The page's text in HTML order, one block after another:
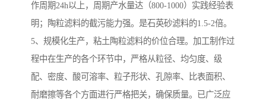
作周期24h以上，周期产水量达（800-1000）实践经验表
明；陶粒滤料的截污能力强。是石英砂滤料的1.5-2倍。
5、规模化生产，粘土陶粒滤料的价位合理。加工制作过
程中在生产的各个环节中，严格从粒径、均匀度、级
配、密度、酸可溶率、粒子形状、孔隙率、比表面积、
耐磨擦等各个方面进行严格把关，确保质量。已广泛应